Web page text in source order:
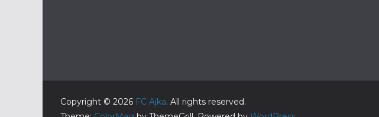
-30′ A mieink tiszta fehérben, míg a
vendégek sárga-kékben lépnek ma pályára
Copyright © 2026 FC Ajka. All rights reserved.